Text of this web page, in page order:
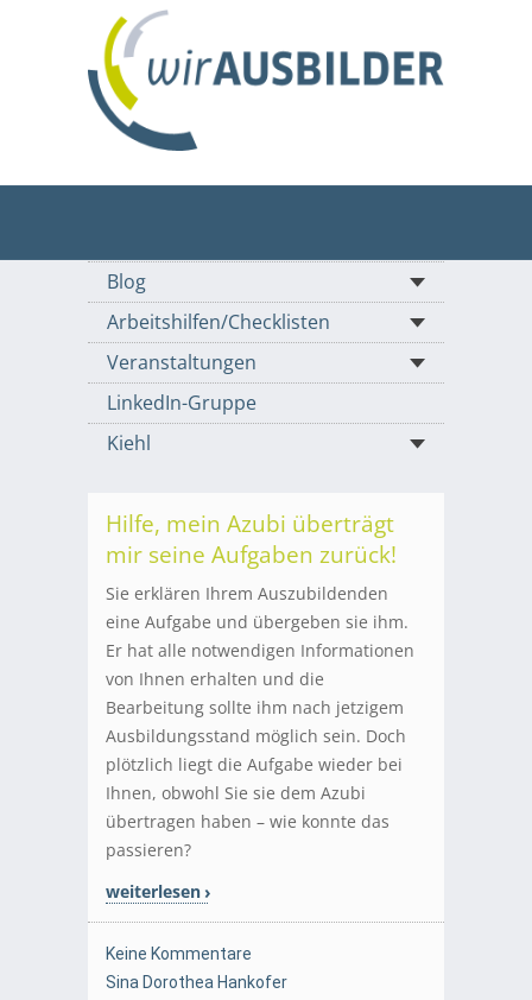
Blog
Arbeitshilfen/Checklisten
Veranstaltungen
LinkedIn-Gruppe
Kiehl
Hilfe, mein Azubi überträgt
mir seine Aufgaben zurück!
Sie erklären Ihrem Auszubildenden
eine Aufgabe und übergeben sie ihm.
Er hat alle notwendigen Informationen
von Ihnen erhalten und die
Bearbeitung sollte ihm nach jetzigem
Ausbildungsstand möglich sein. Doch
plötzlich liegt die Aufgabe wieder bei
Ihnen, obwohl Sie sie dem Azubi
übertragen haben – wie konnte das
passieren?
weiterlesen
Keine Kommentare
Sina Dorothea Hankofer